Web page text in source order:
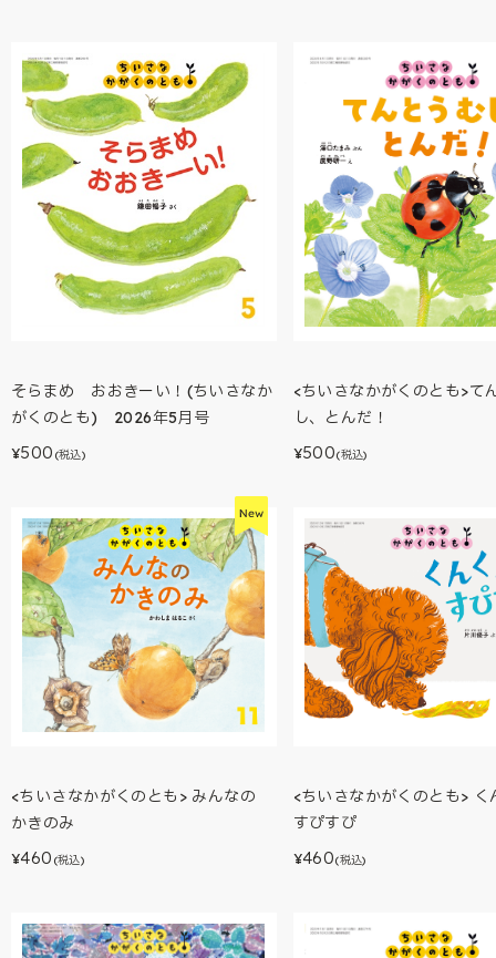
そらまめ おおきーい！(ちいさなか
がくのとも) 2026年5月号
¥500 (税込)
<ちいさなかがくのとも>て
し、とんだ！
¥500(税込)
<ちいさなかがくのとも> みんなの
かきのみ
¥460 (税込)
<ちいさなかがくのとも> く
すぴすぴ
¥460(税込)